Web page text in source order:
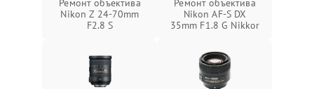
Ремонт объектива
Nikon Z 24-70mm
F2.8 S
Ремонт объектива
Nikon AF-S DX
35mm F1.8 G Nikkor